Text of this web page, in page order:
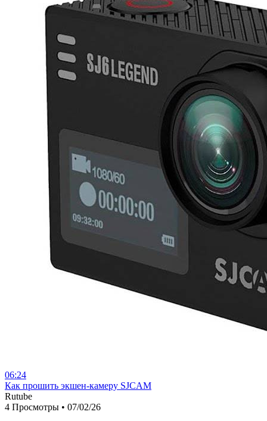
06:24
⁣Как прошить экшен-камеру SJCAM
Rutube
4 Просмотры • 07/02/26